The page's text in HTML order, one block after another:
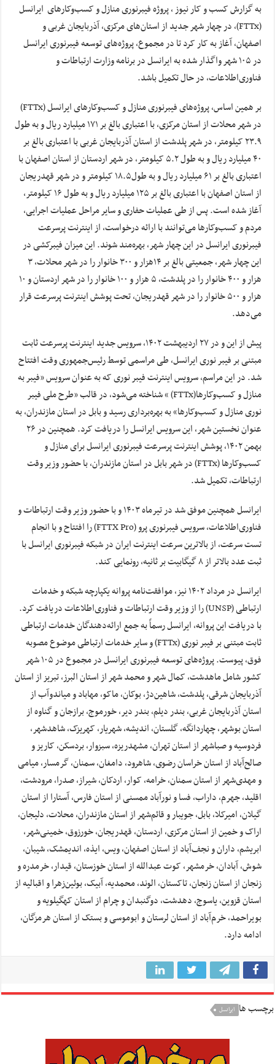
به گزارش کسب و کار نیوز ، پروژه فیبرنوری منازل و کسب‌وکارهای ایرانسل
(FTTx)، در چهار شهر جدید از استان‌های مرکزی، آذربایجان غربی و
اصفهان، آغاز به کار کرد تا در مجموع، پروژه‌های توسعه فیبرنوری ایرانسل
در ۱۰۵ شهر واگذار شده به ایرانسل در برنامه وزارت ارتباطات و
فناوری‌اطلاعات، در حال تکمیل باشد.
بر همین اساس، پروژه‌های فیبرنوری منازل و کسب‌وکارهای ایرانسل (FTTx)
در شهر محلات از استان مرکزی، با اعتباری بالغ بر ۱۷۱ میلیارد ریال و به طول
۲۳.۹ کیلومتر، در شهر پلدشت از استان آذربایجان غربی با اعتباری بالغ بر
۴۰ میلیارد ریال و به طول ۵.۲ کیلومتر، در شهر اردستان از استان اصفهان با
اعتباری بالغ بر ۶۱ میلیارد ریال و به طول۱۸.۵ کیلومتر و در شهر قهدریجان
از استان اصفهان با اعتباری بالغ بر ۱۲۵ میلیارد ریال و به طول ۱۶ کیلومتر،
آغاز شده است. پس از طی عملیات حفاری و سایر مراحل عملیات اجرایی،
مردم و کسب‌وکارها می‌توانند با ارائه درخواست، از اینترنت پرسرعت
فیبرنوری ایرانسل در این چهار شهر، بهره‌مند شوند. این میزان فیبرکشی در
این چهار شهر، جمعیتی بالغ بر ۱۴هزار و ۳۰۰ خانوار را در شهر محلات، ۳
هزار و ۴۰۰ خانوار را در پلدشت، ۵ هزار و ۱۰۰ خانوار را در شهر اردستان و ۱۰
هزار و ۵۰۰ خانوار را در شهر قهدریجان، تحت پوشش اینترنت پرسرعت قرار
می‌دهد.
پیش از این و در ۲۷ اردیبهشت ۱۴۰۲، سرویس جدید اینترنت پرسرعت ثابت
مبتنی بر فیبر نوری ایرانسل، طی مراسمی توسط رئیس‌جمهوری وقت افتتاح
شد. در این مراسم، سرویس اینترنت فیبر نوری که به عنوان سرویس «فیبر به
منازل و کسب‌وکارها(FTTx) » شناخته می‌شود، در قالب «طرح ملی فیبر
نوری منازل و کسب‌وکار‌ها» به بهره‌برداری رسید و بابل در استان مازندران، به
عنوان نخستین شهر، این سرویس ایرانسل را دریافت کرد. همچنین در ۲۶
بهمن ۱۴۰۲، پوشش اینترنت پرسرعت فیبرنوری ایرانسل برای منازل و
کسب‌وکارها (FTTx) در شهر بابل در استان مازندران، با حضور وزیر وقت
ارتباطات، تکمیل شد.
ایرانسل همچنین موفق شد در تیرماه ۱۴۰۳ و با حضور وزیر وقت ارتباطات و
فناوری‌اطلاعات، سرویس فیبرنوری پرو (FTTX Pro) را افتتاح و با انجام
تست سرعت، از بالاترین سرعت اینترنت ایران در شبکه فیبرنوری ایرانسل با
ثبت عدد بالاتر از ۸ گیگابیت بر ثانیه، رونمایی کند.
ایرانسل در مرداد ۱۴۰۲ نیز، موافقت‌نامه پروانه یکپارچه شبکه و خدمات
ارتباطی (UNSP) را از وزیر وقت ارتباطات و فناوری‌اطلاعات دریافت کرد.
با دریافت این پروانه، ایرانسل رسماً به جمع ارائه‌دهندگان خدمات ارتباطی
ثابت مبتنی بر فیبر نوری (FTTx) و سایر خدمات ارتباطی موضوع مصوبه
فوق، پیوست. پروژه‌های توسعه فیبرنوری ایرانسل در مجموع در ۱۰۵ شهر
کشور شامل ماهدشت، کمال شهر و محمد شهر از استان البرز، تبریز از استان
آذربایجان شرقی، پلدشت، شاهین‌دژ، بوکان، ماکو، مهاباد و میاندوآب از
استان آذربایجان غربی، بندر دیلم، بندر دیر، خورموج، برازجان و گناوه از
استان بوشهر، چهاردانگه، گلستان، اندیشه، شهریار، کهریزک، شاهدشهر،
فردوسیه و صباشهر از استان تهران، مشهدریزه، سبزوار، بردسکن، کاریز و
صالح‌آباد از استان خراسان رضوی، شاهرود، دامغان، سمنان، گرمسار، میامی
و مهدی‌شهر از استان سمنان، خرامه، کوار، اردکان، شیراز، صدرا، مرودشت،
اقلید، جهرم، داراب، فسا و نورآباد ممسنی از استان فارس، آستارا از استان
گیلان، امیرکلا، بابل، جویبار و قائم‌شهر از استان مازندران، محلات، دلیجان،
اراک و خمین از استان مرکزی، اردستان، قهدریجان، خورزوق، خمینی‌شهر،
ابریشم، داران و نجف‌آباد از استان اصفهان، ویس، ایذه، اندیمشک، شیبان،
شوش، آبادان، خرمشهر، کوت عبدالله از استان خوزستان، قیدار، خرمدره و
زنجان از استان زنجان، تاکستان، الوند، محمدیه، آبیک، بوئین‌زهرا و اقبالیه از
استان قزوین، یاسوج، دهدشت، دوگنبدان و چرام از استان کهگیلویه و
بویراحمد، خرم‌آباد از استان لرستان و ابوموسی و بستک از استان هرمزگان،
ادامه دارد.
برچسب ها ایرانسل